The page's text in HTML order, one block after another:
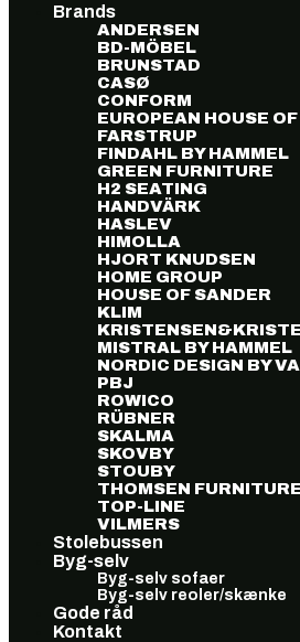
Brands
ANDERSEN
BD-MÖBEL
BRUNSTAD
CASØ
CONFORM
EUROPEAN HOUSE
FARSTRUP
FINDAHL BY HAMMEL
GREEN FURNITURE
H2 SEATING
HANDVÄRK
HASLEV
HIMOLLA
HJORT KNUDSEN
HOME GROUP
HOUSE OF SANDER
KLIM
MISTRAL BY HAMMEL
NORDIC DESIGN BY
PBJ
ROWICO
RÜBNER
SKALMA
SKOVBY
STOUBY
THOMSEN FURNITURE
TOP-LINE
VILMERS
Stolebussen
Byg-selv
Byg-selv sofaer
Byg-selv reoler/skænke
Gode råd
Kontakt